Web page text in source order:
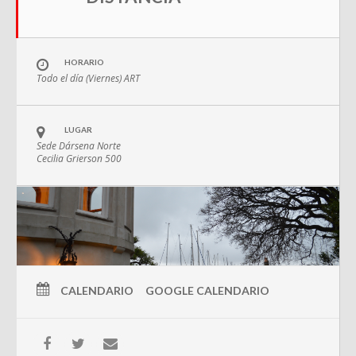
HORARIO
Todo el día (Viernes)ART
LUGAR
Sede Dársena Norte
Cecilia Grierson 500
CALENDARIO GOOGLE CALENDARIO